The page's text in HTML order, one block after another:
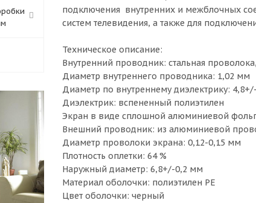
подключения внутренних и межблочных
систем телевидения, а также для
Техническое описание:
Внутренний проводник: стальная
Диаметр внутреннего проводника: 1,02 мм
Диаметр по внутреннему диэлектрику:
Диэлектрик: вспененный полиэтилен
Экран в виде сплошной алюминиевой
Внешний проводник: из алюминиевой
Диаметр проволоки экрана: 0,12-0,15 мм
Плотность оплетки: 64 %
Наружный диаметр: 6,8+/-0,2 мм
Материал оболочки: полиэтилен PE
Цвет оболочки: черный